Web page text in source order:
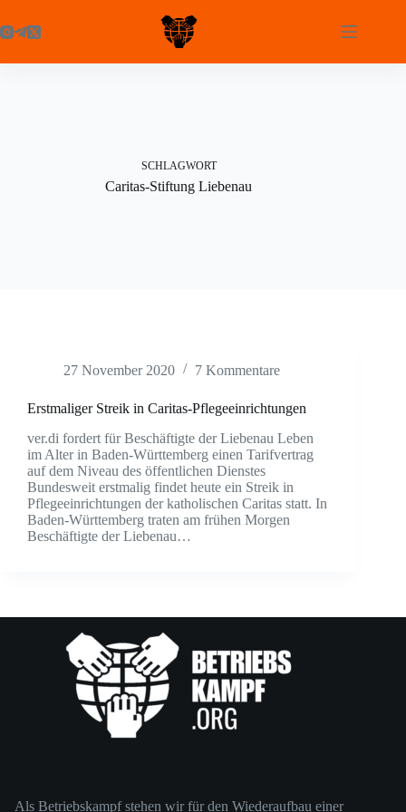
Inhalt
springen
SCHLAGWORT
Caritas-Stiftung Liebenau
27 November 2020 7 Kommentare
Erstmaliger Streik in Caritas-Pflegeeinrichtungen
ver.di fordert für Beschäftigte der Liebenau Leben
im Alter in Baden-Württemberg einen Tarifvertrag
auf dem Niveau des öffentlichen Dienstes
Bundesweit erstmalig findet heute ein Streik in
Pflegeeinrichtungen der katholischen Caritas statt. In
Baden-Württemberg traten am frühen Morgen
Beschäftigte der Liebenau…
Als Betriebskampf stehen wir für den Wiederaufbau einer